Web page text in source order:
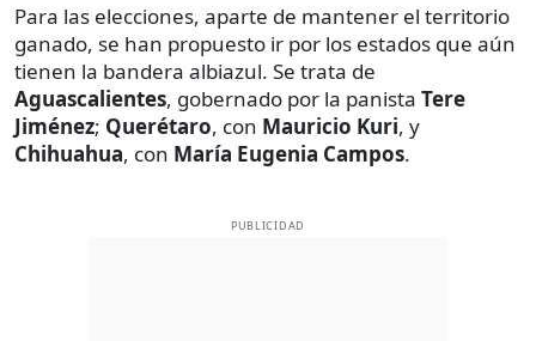
Para las elecciones, aparte de mantener el territorio
ganado, se han propuesto ir por los estados que aún
tienen la bandera albiazul. Se trata de
Aguascalientes, gobernado por la panista Tere
Jiménez; Querétaro, con Mauricio Kuri, y
Chihuahua, con María Eugenia Campos.
PUBLICIDAD